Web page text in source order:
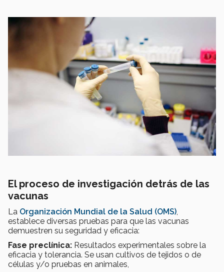
El proceso de investigación detrás de las
vacunas
La Organización Mundial de la Salud (OMS),
establece diversas pruebas para que las vacunas
demuestren su seguridad y eficacia:
Fase preclínica: Resultados experimentales sobre la
eficacia y tolerancia. Se usan cultivos de tejidos o de
células y/o pruebas en animales,